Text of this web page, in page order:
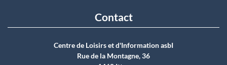
Contact
Centre de Loisirs et d'Information asbI
Rue de la Montagne, 36